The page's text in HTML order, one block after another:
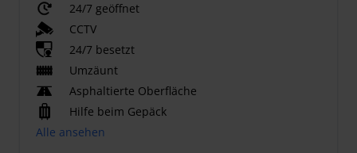
24/7 geöffnet
CCTV
24/7 besetzt
Umzäunt
Asphaltierte Oberfläche
Hilfe beim Gepäck
Alle ansehen